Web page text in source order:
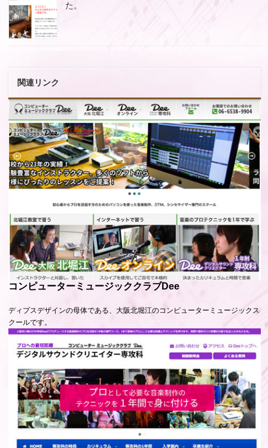
た。
関連リンク
コンピューターミュージッククラブDee
ディプスデザインの母体である、大阪北堀江のコンピューターミュージックス
クールです。